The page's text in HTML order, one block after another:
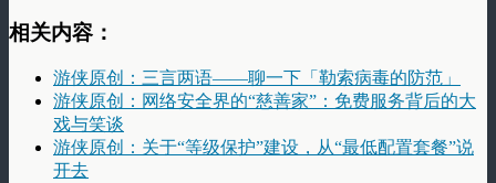
相关内容：
游侠原创：三言两语——聊一下「勒索病毒的防范」
游侠原创：网络安全界的“慈善家”：免费服务背后的大
戏与笑谈
游侠原创：关于“等级保护”建设，从“最低配置套餐”说
开去